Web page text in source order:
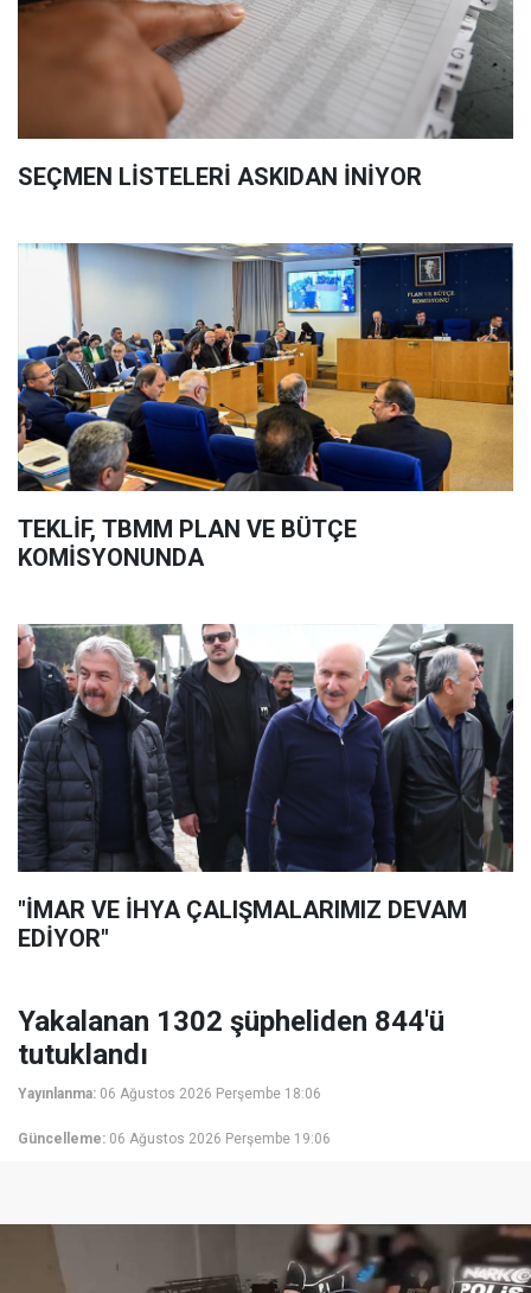
SEÇMEN LİSTELERİ ASKIDAN İNİYOR
TEKLİF, TBMM PLAN VE BÜTÇE
KOMİSYONUNDA
"İMAR VE İHYA ÇALIŞMALARIMIZ DEVAM
EDİYOR"
Yakalanan 1302 şüpheliden 844'ü
tutuklandı
Yayınlanma: 06 Ağustos 2026 Perşembe 18:06
Güncelleme: 06 Ağustos 2026 Perşembe 19:06